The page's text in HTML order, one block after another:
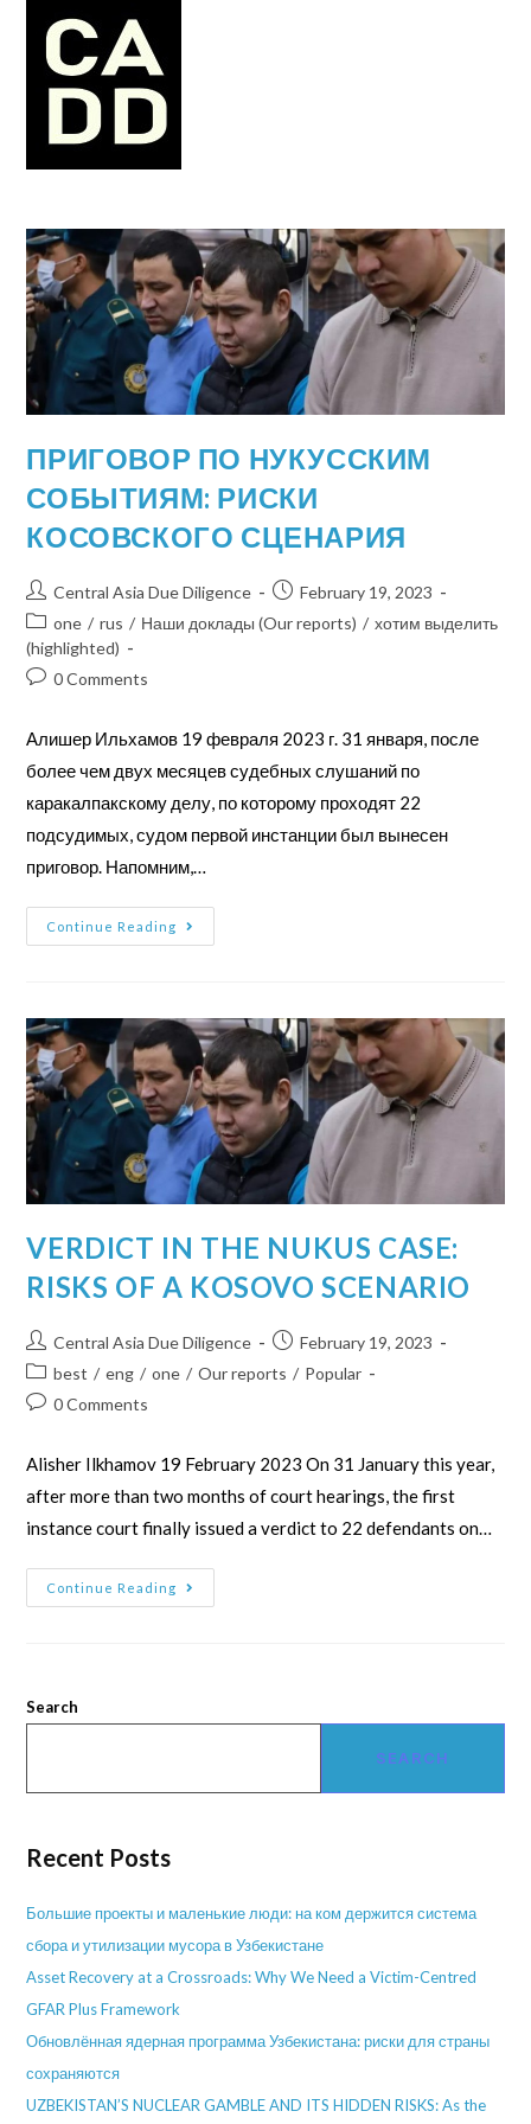
ПРИГОВОР ПО НУКУССКИМ
СОБЫТИЯМ: РИСКИ
КОСОВСКОГО СЦЕНАРИЯ
Central Asia Due Diligence
February 19, 2023
one / rus / Наши доклады (Our reports) / хотим выделить
(highlighted)
0 Comments
Алишер Ильхамов 19 февраля 2023 г. 31 января, после
более чем двух месяцев судебных слушаний по
каракалпакскому делу, по которому проходят 22
подсудимых, судом первой инстанции был вынесен
приговор. Напомним,…
Continue Reading
VERDICT IN THE NUKUS CASE:
RISKS OF A KOSOVO SCENARIO
Central Asia Due Diligence
February 19, 2023
best / eng / one / Our reports / Popular
0 Comments
Alisher Ilkhamov 19 February 2023 On 31 January this year,
after more than two months of court hearings, the first
instance court finally issued a verdict to 22 defendants on…
Continue Reading
Search
SEARCH
Recent Posts
Большие проекты и маленькие люди: на ком держится система
сбора и утилизации мусора в Узбекистане
Asset Recovery at a Crossroads: Why We Need a Victim-Centred
GFAR Plus Framework
Обновлённая ядерная программа Узбекистана: риски для страны
сохраняются
UZBEKISTAN’S NUCLEAR GAMBLE AND ITS HIDDEN RISKS: As the